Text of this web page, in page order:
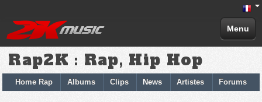
Menu
Rap2K : Rap, Hip Hop
Home Rap Albums Clips News Artistes Forums